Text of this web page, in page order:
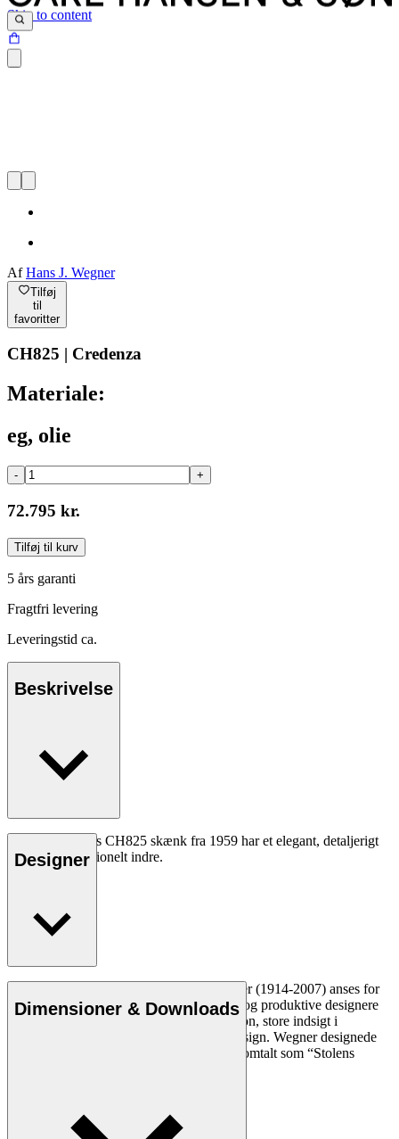
Skip to content
AfHans J. Wegner
Tilføj
til
favoritter
CH825 | Credenza
Materiale:
eg, olie
- +
72.795 kr.
Tilføj til kurv
5 års garanti
Fragtfri levering
Leveringstid ca.
Beskrivelse
Hans J. Wegners CH825 skænk fra 1959 har et elegant, detaljerigt
ydre og et funktionelt indre.
Designer
Den danske møbeldesigner Hans J. Wegner (1914-2007) anses for
at være en af de mest kreative, innovative og produktive designere
nogensinde. Han var kendt for sin præcision, store indsigt i
håndværk og kompromisløse tilgang til design. Wegner designede
næsten 500 stole i sin levetid og blev ofte omtalt som “Stolens
Dimensioner & Downloads